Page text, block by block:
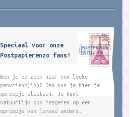
Speciaal voor onze
Postpapierenzo fans!
Ben je op zoek naar een leuke
penvriend(in)? Dan kun je hier je
oproepje plaatsen. Je kunt
natuurlijk ook reageren op een
oproepje van iemand anders.